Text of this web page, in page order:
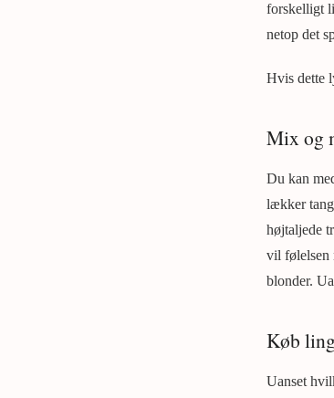
forskelligt
netop det
Hvis dette
Mix og
Du kan
lækker
højtaljede
vil følelsen
blonder.
Køb
Uanset